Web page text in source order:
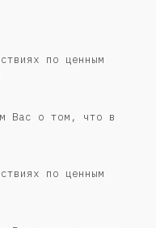
по ценным
Вас о том, что в
по ценным